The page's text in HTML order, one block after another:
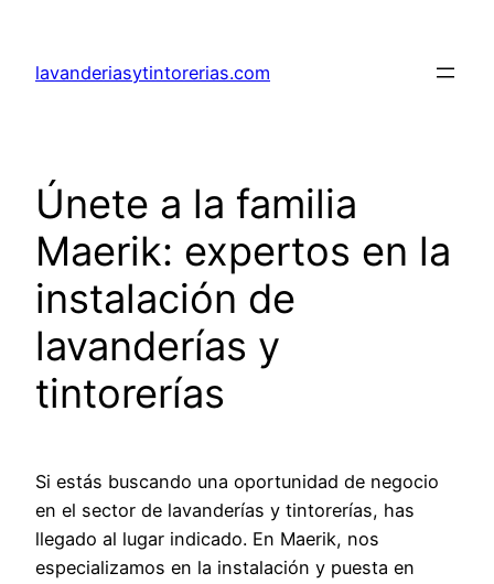
contenido
lavanderiasytintorerias.com
Únete a la familia
Maerik: expertos en la
instalación de
lavanderías y
tintorerías
Si estás buscando una oportunidad de negocio
en el sector de lavanderías y tintorerías, has
llegado al lugar indicado. En Maerik, nos
especializamos en la instalación y puesta en